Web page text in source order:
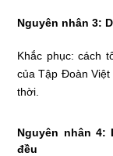
Nguyên nhân 3:
Khắc phục: cách
của Tập Đoàn
thời.
Nguyên nhân 4:
đều